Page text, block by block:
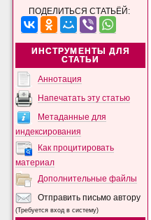
ПОДЕЛИТЬСЯ СТАТЬЁЙ:
ИНСТРУМЕНТЫ ДЛЯ
СТАТЬИ
Аннотация
Напечатать эту статью
Метаданные для
индексирования
Как процитировать
материал
Дополнительные файлы
Отправить письмо автору
(Требуется вход в систему)